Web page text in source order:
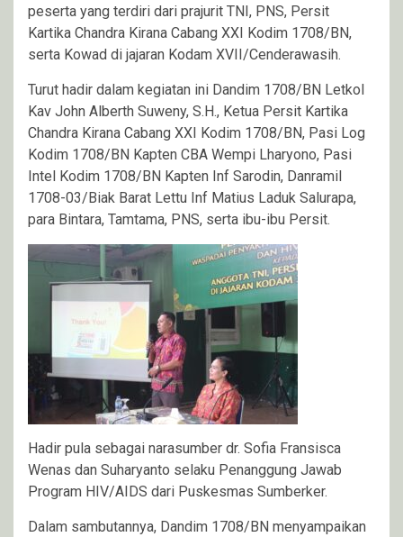
peserta yang terdiri dari prajurit TNI, PNS, Persit
Kartika Chandra Kirana Cabang XXI Kodim 1708/BN,
serta Kowad di jajaran Kodam XVII/Cenderawasih.
Turut hadir dalam kegiatan ini Dandim 1708/BN Letkol
Kav John Alberth Suweny, S.H., Ketua Persit Kartika
Chandra Kirana Cabang XXI Kodim 1708/BN, Pasi Log
Kodim 1708/BN Kapten CBA Wempi Lharyono, Pasi
Intel Kodim 1708/BN Kapten Inf Sarodin, Danramil
1708-03/Biak Barat Lettu Inf Matius Laduk Salurapa,
para Bintara, Tamtama, PNS, serta ibu-ibu Persit.
Hadir pula sebagai narasumber dr. Sofia Fransisca
Wenas dan Suharyanto selaku Penanggung Jawab
Program HIV/AIDS dari Puskesmas Sumberker.
Dalam sambutannya, Dandim 1708/BN menyampaikan